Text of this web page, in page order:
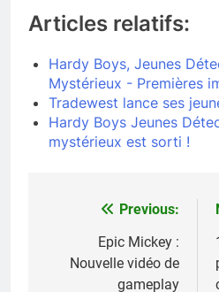
Articles relatifs:
Hardy Boys, Jeunes
Mystérieux - Premières
Tradewest lance ses
Hardy Boys Jeunes
mystérieux est sorti !
NavigationPrevious:
Epic Mickey :
Nouvelle vidéo de
gameplay